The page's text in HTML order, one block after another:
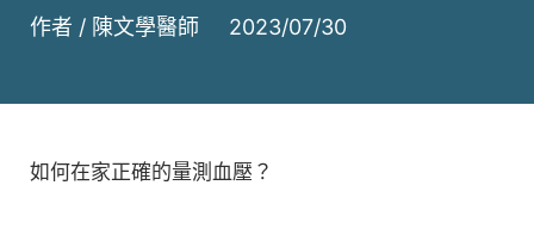
作者 / 陳文學醫師 2023/07/30
如何在家正確的量測血壓？